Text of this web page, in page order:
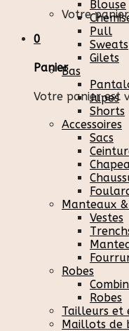
Votre
0
Panier
Votre panier est
Blouse
Pull
Sweats
Gilets
Bas
Jupes
Shorts
Accessoires
Sacs
Manteaux
Vestes
Robes
Robes
Tailleurs et
Maillots de